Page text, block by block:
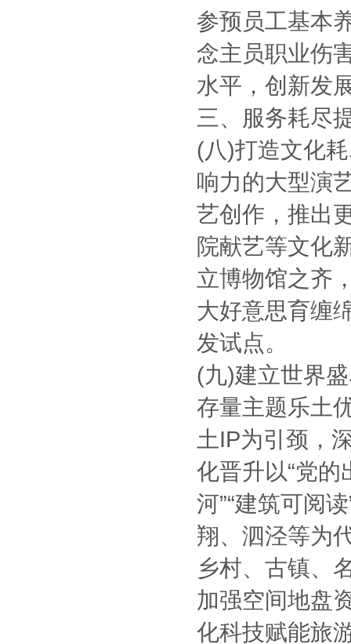
参预员工基本
念主员职业伤
水平，创新发
三、服务耗尽
(八)打造文化
响力的大型演
艺创作，推出
院献艺等文化
立博物馆之齐
大好意思育缠
发试点。
(九)建立世界
存量主题乐土
土IP为引颈，
化晋升以“党的
河”“建筑可阅
翔、泗泾等为
乡村、古镇、
加强空间地盘
化科技赋能旅